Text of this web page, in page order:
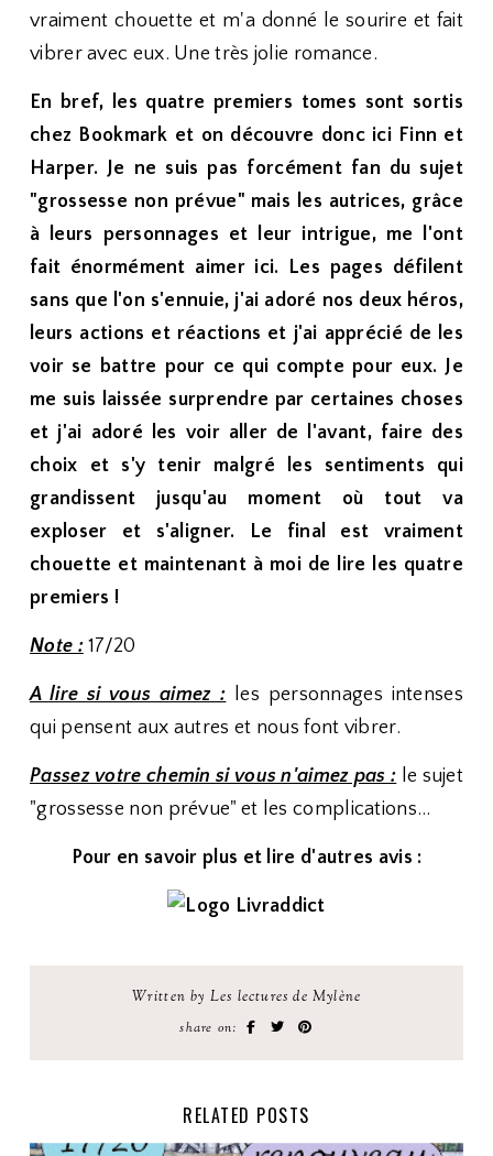
vraiment chouette et m'a donné le sourire et fait
vibrer avec eux. Une très jolie romance.
En bref, les quatre premiers tomes sont sortis
chez Bookmark et on découvre donc ici Finn et
Harper. Je ne suis pas forcément fan du sujet
"grossesse non prévue" mais les autrices, grâce
à leurs personnages et leur intrigue, me l'ont
fait énormément aimer ici. Les pages défilent
sans que l'on s'ennuie, j'ai adoré nos deux héros,
leurs actions et réactions et j'ai apprécié de les
voir se battre pour ce qui compte pour eux. Je
me suis laissée surprendre par certaines choses
et j'ai adoré les voir aller de l'avant, faire des
choix et s'y tenir malgré les sentiments qui
grandissent jusqu'au moment où tout va
exploser et s'aligner. Le final est vraiment
chouette et maintenant à moi de lire les quatre
premiers !
Note :17/20
A lire si vous aimez : les personnages intenses
qui pensent aux autres et nous font vibrer.
Passez votre chemin si vous n'aimez pas : le sujet
"grossesse non prévue" et les complications...
Pour en savoir plus et lire d'autres avis :
Written by Les lectures de Mylène
share on:
RELATED POSTS